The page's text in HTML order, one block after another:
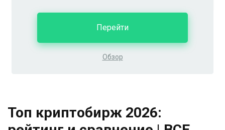
Обзор
Перейти
Топ криптобирж 2026: